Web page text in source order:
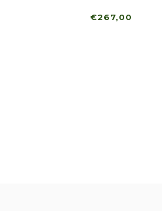
€267,00